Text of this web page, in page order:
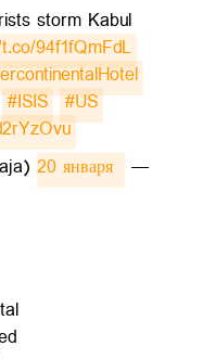
storm Kabul
94f1fQmFdL
#ISIS #US
— Khawaja Daud (@daud_khawaja)
20 января